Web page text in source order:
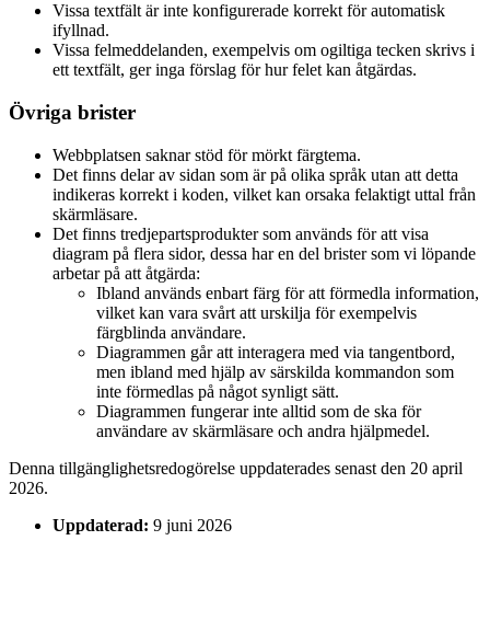
Vissa textfält är inte konfigurerade korrekt för automatisk
ifyllnad.
Vissa felmeddelanden, exempelvis om ogiltiga tecken skrivs i
ett textfält, ger inga förslag för hur felet kan åtgärdas.
Övriga brister
Webbplatsen saknar stöd för mörkt färgtema.
Det finns delar av sidan som är på olika språk utan att detta
indikeras korrekt i koden, vilket kan orsaka felaktigt uttal från
skärmläsare.
Det finns tredjepartsprodukter som används för att visa
diagram på flera sidor, dessa har en del brister som vi löpande
arbetar på att åtgärda:
Ibland används enbart färg för att förmedla information,
vilket kan vara svårt att urskilja för exempelvis
färgblinda användare.
Diagrammen går att interagera med via tangentbord,
men ibland med hjälp av särskilda kommandon som
inte förmedlas på något synligt sätt.
Diagrammen fungerar inte alltid som de ska för
användare av skärmläsare och andra hjälpmedel.
Denna tillgänglighetsredogörelse uppdaterades senast den 20 april
2026.
Uppdaterad: 9 juni 2026